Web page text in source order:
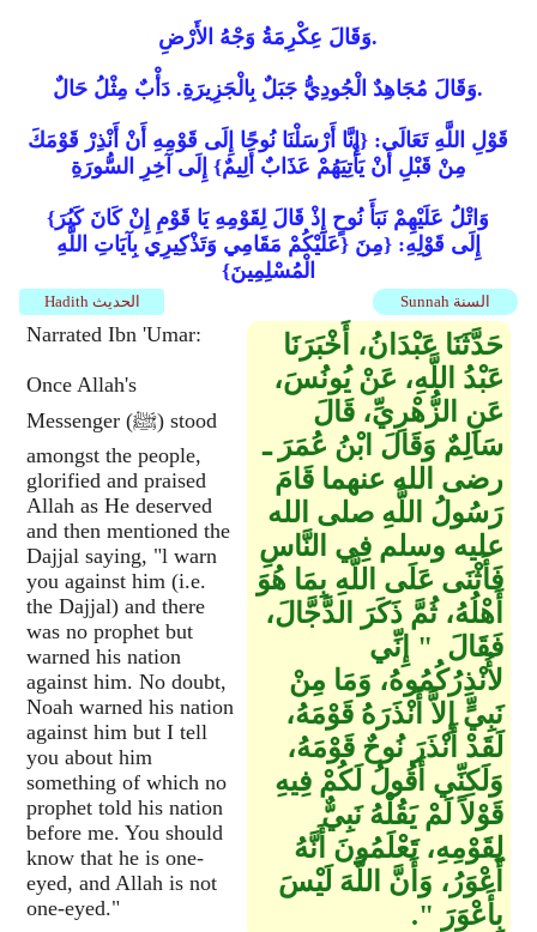
وَقَالَ عِكْرِمَةُ وَجْهُ الأَرْضِ.
وَقَالَ مُجَاهِدٌ الْجُودِيُّ جَبَلٌ بِالْجَزِيرَةِ. دَأْبٌ مِثْلُ حَالٌ.
قَوْلِ اللَّهِ تَعَالَى: {إِنَّا أَرْسَلْنَا نُوحًا إِلَى قَوْمِهِ أَنْ أَنْذِرْ قَوْمَكَ
مِنْ قَبْلِ أَنْ يَأْتِيَهُمْ عَذَابٌ أَلِيمٌ} إِلَى آخِرِ السُّورَةِ
{وَاتْلُ عَلَيْهِمْ نَبَأَ نُوحٍ إِذْ قَالَ لِقَوْمِهِ يَا قَوْمِ إِنْ كَانَ كَبُرَ
عَلَيْكُمْ مَقَامِي وَتَذْكِيرِي بِآيَاتِ اللَّهِ} إِلَى قَوْلِهِ: {مِنَ
الْمُسْلِمِينَ}
Sunnah السنة Hadith الحديث
Narrated Ibn 'Umar:
Once Allah's
Messenger (ﷺ) stood
amongst the people,
glorified and praised
Allah as He deserved
and then mentioned the
Dajjal saying, "l warn
you against him (i.e.
the Dajjal) and there
was no prophet but
warned his nation
against him. No doubt,
Noah warned his nation
against him but I tell
you about him
something of which no
prophet told his nation
before me. You should
know that he is one-
eyed, and Allah is not
one-eyed."
حَدَّثَنَا عَبْدَانُ، أَخْبَرَنَا
عَبْدُ اللَّهِ، عَنْ يُونُسَ،
عَنِ الزُّهْرِيِّ، قَالَ
سَالِمٌ وَقَالَ ابْنُ عُمَرَ ـ
رضى الله عنهما قَامَ
رَسُولُ اللَّهِ صلى الله
عليه وسلم فِي النَّاسِ
فَأَثْنَى عَلَى اللَّهِ بِمَا هُوَ
أَهْلُهُ، ثُمَّ ذَكَرَ الدَّجَّالَ،
فَقَالَ ‏ "‏ إِنِّي
لأُنْذِرُكُمُوهُ، وَمَا مِنْ
نَبِيٍّ إِلاَّ أَنْذَرَهُ قَوْمَهُ،
لَقَدْ أَنْذَرَ نُوحٌ قَوْمَهُ،
وَلَكِنِّي أَقُولُ لَكُمْ فِيهِ
قَوْلاً لَمْ يَقُلْهُ نَبِيٌّ
لِقَوْمِهِ، تَعْلَمُونَ أَنَّهُ
أَعْوَرُ، وَأَنَّ اللَّهَ لَيْسَ
بِأَعْوَرَ ‏"‏‏.‏